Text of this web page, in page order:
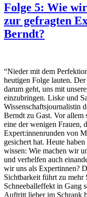
Folge 5: Wie
zur gefragten
Berndt?
“Nieder mit dem
heutigen Folge lauten.
darum geht, uns mit
einzubringen. Liske und
Wissenschaftsjournalistin
Berndt zu Gast. Vor allem
eine der wenigen Frauen,
Expert:innenrunden von
gesichert hat. Heute
wissen: Wie machen wir
und verhelfen auch
wir uns als Expertinnen?
Sichtbarkeit führt zu mehr
Schneeballeffekt in Gang
Auftritt lieber im Schrank